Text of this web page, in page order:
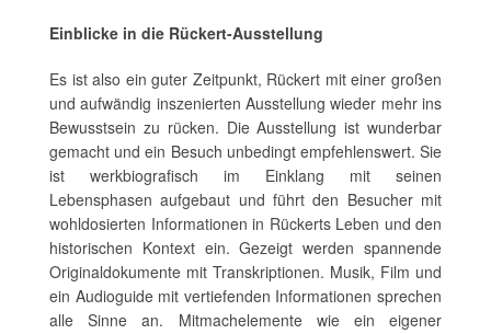
Einblicke in die Rückert-Ausstellung
Es ist also ein guter Zeitpunkt, Rückert mit einer großen
und aufwändig inszenierten Ausstellung wieder mehr ins
Bewusstsein zu rücken. Die Ausstellung ist wunderbar
gemacht und ein Besuch unbedingt empfehlenswert. Sie
ist werkbiografisch im Einklang mit seinen
Lebensphasen aufgebaut und führt den Besucher mit
wohldosierten Informationen in Rückerts Leben und den
historischen Kontext ein. Gezeigt werden spannende
Originaldokumente mit Transkriptionen. Musik, Film und
ein Audioguide mit vertiefenden Informationen sprechen
alle Sinne an. Mitmachelemente wie ein eigener